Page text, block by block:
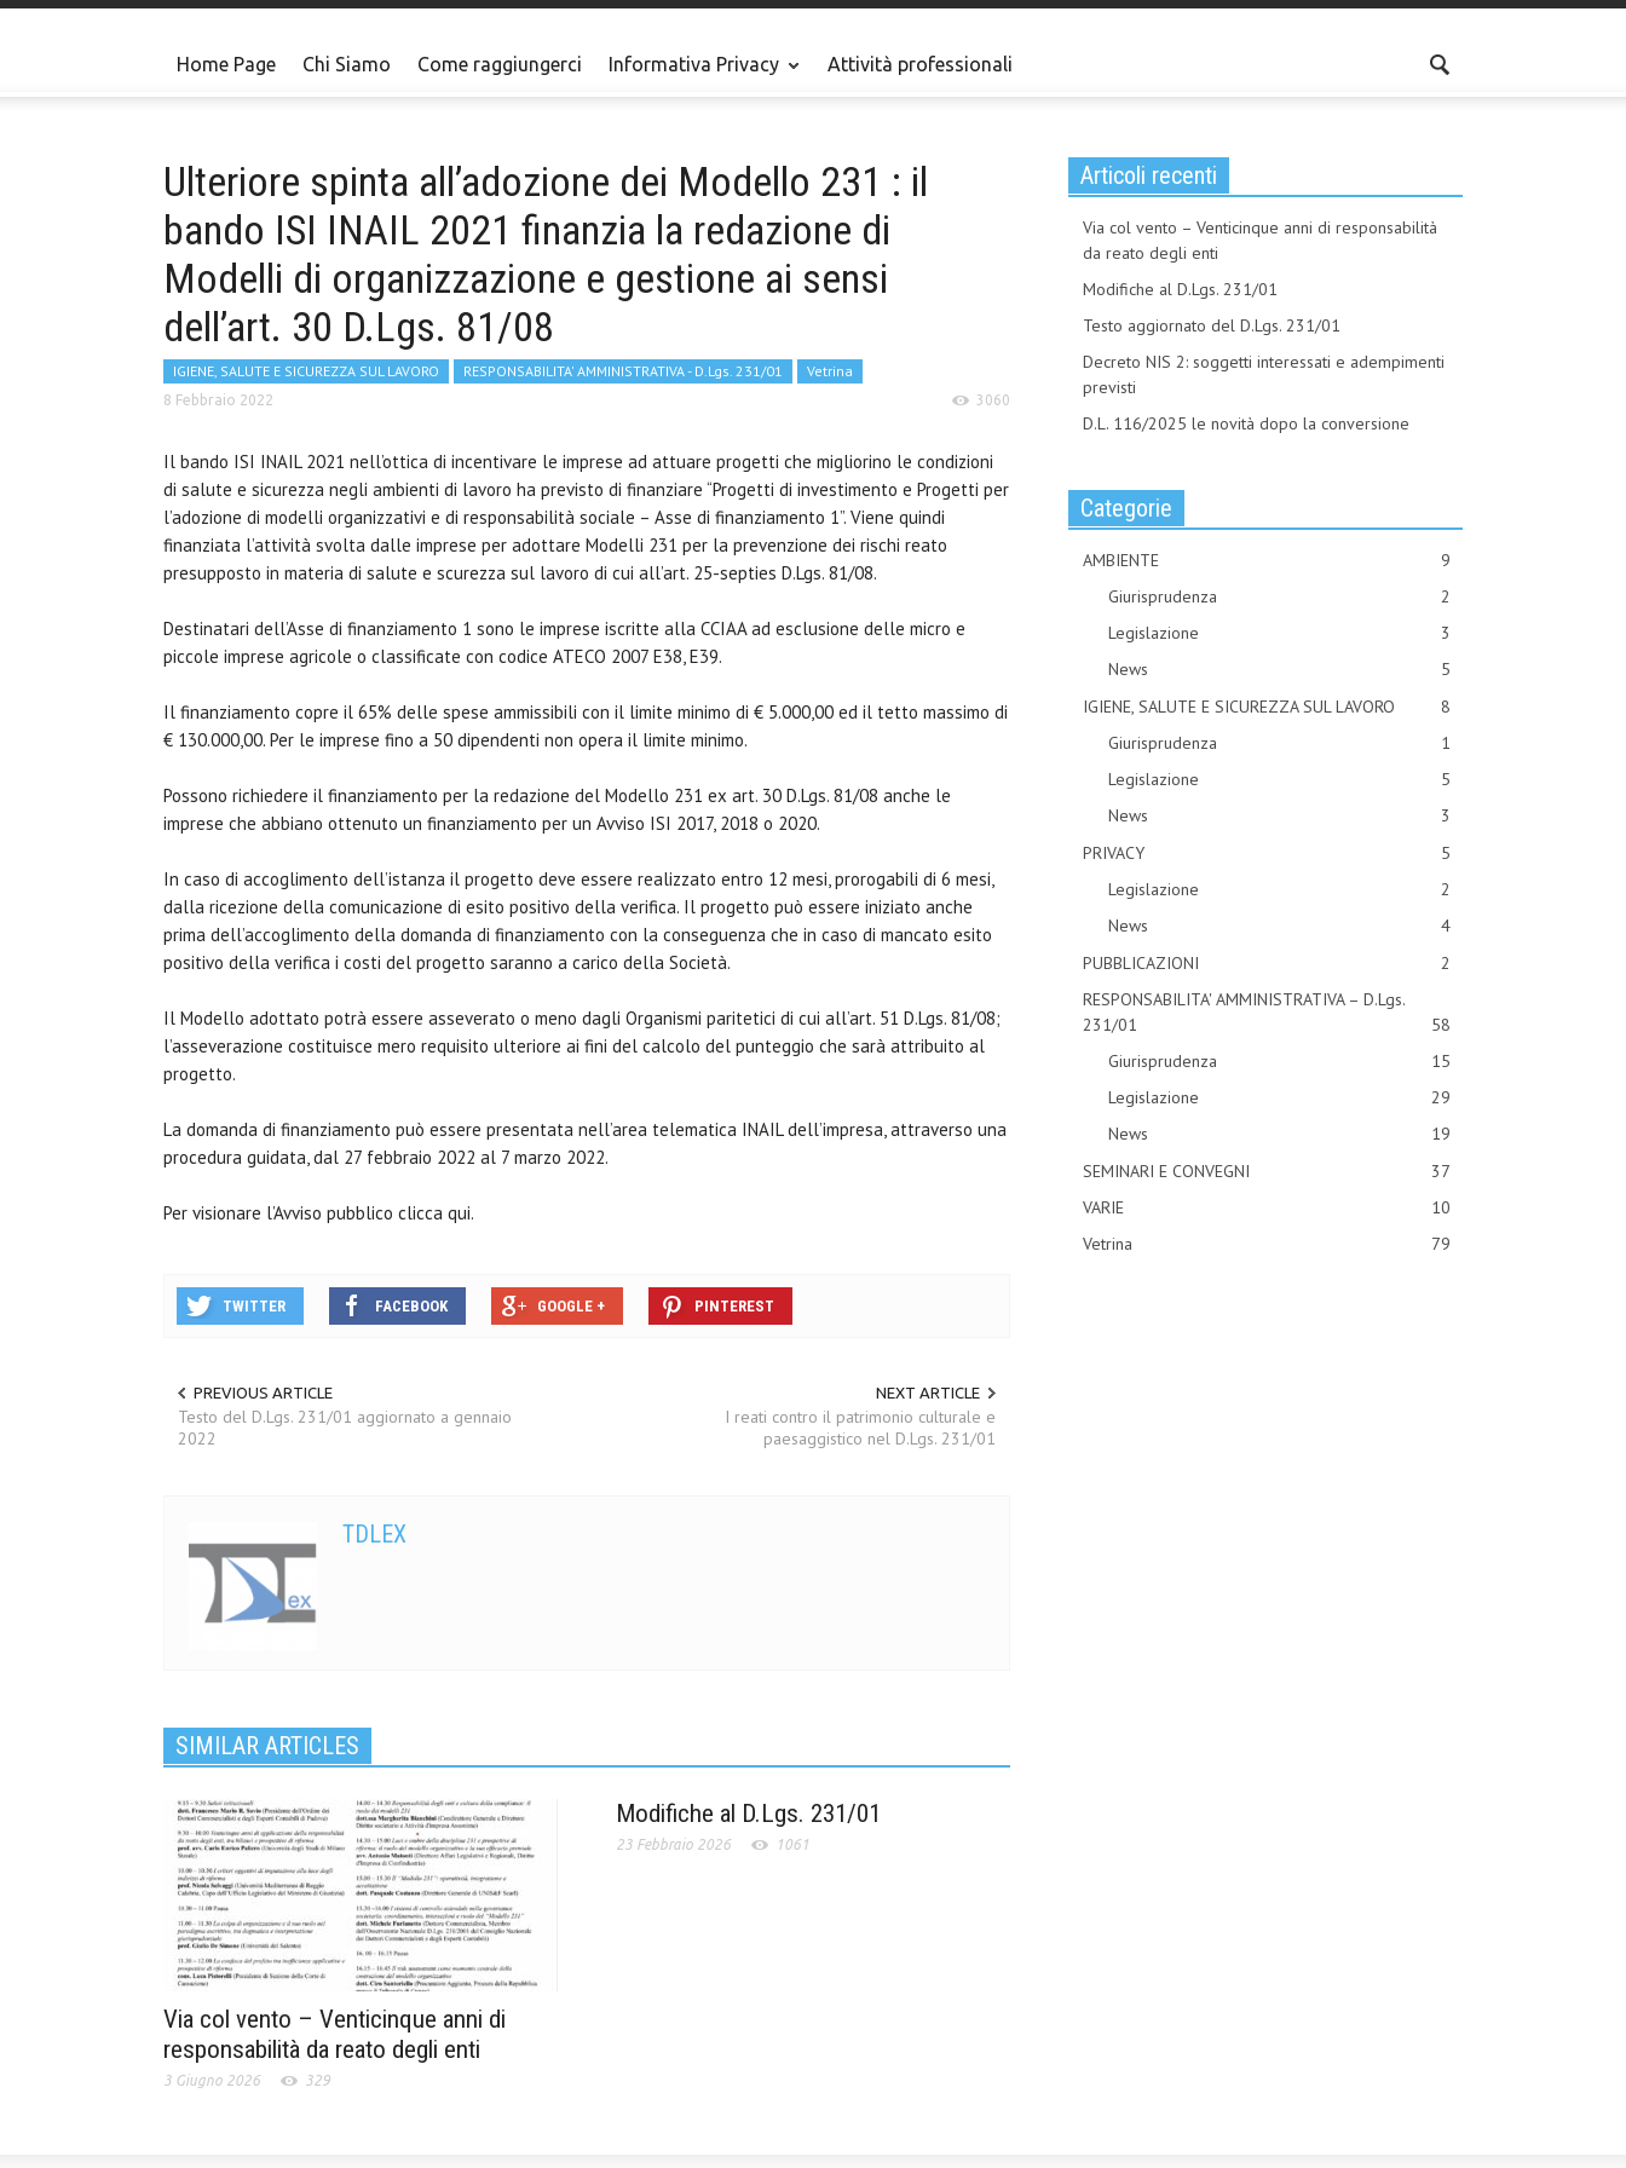
Home Page Chi Siamo Come raggiungerci Informativa Privacy Attività professionali
Ulteriore spinta all’adozione dei Modello 231 : il
bando ISI INAIL 2021 finanzia la redazione di
Modelli di organizzazione e gestione ai sensi
dell’art. 30 D.Lgs. 81/08
IGIENE, SALUTE E SICUREZZA SUL LAVORO RESPONSABILITA' AMMINISTRATIVA - D.Lgs. 231/01 Vetrina
8 Febbraio 2022 3060
Il bando ISI INAIL 2021 nell’ottica di incentivare le imprese ad attuare progetti che migliorino le condizioni
di salute e sicurezza negli ambienti di lavoro ha previsto di finanziare “Progetti di investimento e Progetti per
l’adozione di modelli organizzativi e di responsabilità sociale – Asse di finanziamento 1”. Viene quindi
finanziata l’attività svolta dalle imprese per adottare Modelli 231 per la prevenzione dei rischi reato
presupposto in materia di salute e scurezza sul lavoro di cui all’art. 25-septies D.Lgs. 81/08.
Destinatari dell’Asse di finanziamento 1 sono le imprese iscritte alla CCIAA ad esclusione delle micro e
piccole imprese agricole o classificate con codice ATECO 2007 E38, E39.
Il finanziamento copre il 65% delle spese ammissibili con il limite minimo di € 5.000,00 ed il tetto massimo di
€ 130.000,00. Per le imprese fino a 50 dipendenti non opera il limite minimo.
Possono richiedere il finanziamento per la redazione del Modello 231 ex art. 30 D.Lgs. 81/08 anche le
imprese che abbiano ottenuto un finanziamento per un Avviso ISI 2017, 2018 o 2020.
In caso di accoglimento dell’istanza il progetto deve essere realizzato entro 12 mesi, prorogabili di 6 mesi,
dalla ricezione della comunicazione di esito positivo della verifica. Il progetto può essere iniziato anche
prima dell’accoglimento della domanda di finanziamento con la conseguenza che in caso di mancato esito
positivo della verifica i costi del progetto saranno a carico della Società.
Il Modello adottato potrà essere asseverato o meno dagli Organismi paritetici di cui all’art. 51 D.Lgs. 81/08;
l’asseverazione costituisce mero requisito ulteriore ai fini del calcolo del punteggio che sarà attribuito al
progetto.
La domanda di finanziamento può essere presentata nell’area telematica INAIL dell’impresa, attraverso una
procedura guidata, dal 27 febbraio 2022 al 7 marzo 2022.
Per visionare l’Avviso pubblico clicca qui.
TWITTER FACEBOOK GOOGLE + PINTEREST
PREVIOUS ARTICLE
Testo del D.Lgs. 231/01 aggiornato a gennaio
2022
NEXT ARTICLE
I reati contro il patrimonio culturale e
paesaggistico nel D.Lgs. 231/01
TDLEX
SIMILAR ARTICLES
Via col vento – Venticinque anni di
responsabilità da reato degli enti
3 Giugno 2026 329
Modifiche al D.Lgs. 231/01
23 Febbraio 2026 1061
Articoli recenti
Via col vento – Venticinque anni di responsabilità
da reato degli enti
Modifiche al D.Lgs. 231/01
Testo aggiornato del D.Lgs. 231/01
Decreto NIS 2: soggetti interessati e adempimenti
previsti
D.L. 116/2025 le novità dopo la conversione
Categorie
AMBIENTE
9
Giurisprudenza
2
Legislazione
3
News
5
IGIENE, SALUTE E SICUREZZA SUL LAVORO
8
Giurisprudenza
1
Legislazione
5
News
3
PRIVACY
5
Legislazione
2
News
4
PUBBLICAZIONI
2
RESPONSABILITA' AMMINISTRATIVA – D.Lgs.
231/01
58
Giurisprudenza
15
Legislazione
29
News
19
SEMINARI E CONVEGNI
37
VARIE
10
Vetrina
79